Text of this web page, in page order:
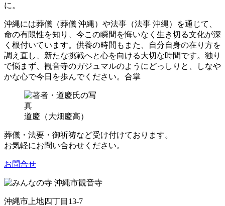
に。
沖縄には葬儀（葬儀 沖縄）や法事（法事 沖縄）を通じて、
命の有限性を知り、今この瞬間を悔いなく生き切る文化が深
く根付いています。供養の時間もまた、自分自身の在り方を
調え直し、新たな挑戦へと心を向ける大切な時間です。独り
で悩まず、観音寺のガジュマルのようにどっしりと、しなや
かな心で今日を歩んでください。合掌
道慶（大畑慶高）
葬儀・法要・御祈祷など受け付けております。
お気軽にお問い合わせください。
お問合せ
沖縄市上地四丁目13-7